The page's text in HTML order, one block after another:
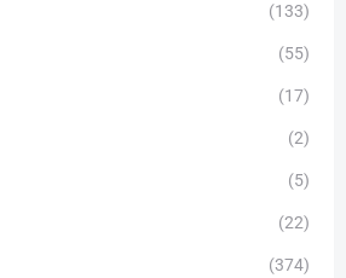
(133)
(55)
(17)
(2)
(5)
(22)
(374)